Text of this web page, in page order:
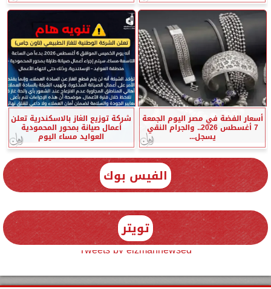
أسعار الفضة في مصر اليوم الجمعة
7 أغسطس 2026.. والجرام النقي
يسجل...
شركة توزيع الغاز بالاسكندرية تعلن
أعمال صيانة بمحور المحمودية
العوايد مساء اليوم
الفيس بوك
تويتر
Tweets by elzmannewseg